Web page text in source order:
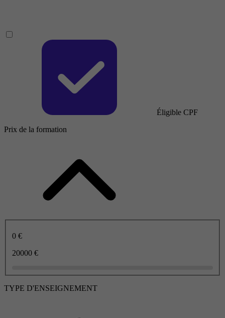
Éligible CPF
Prix de la formation
0 €
20000 €
TYPE D'ENSEIGNEMENT